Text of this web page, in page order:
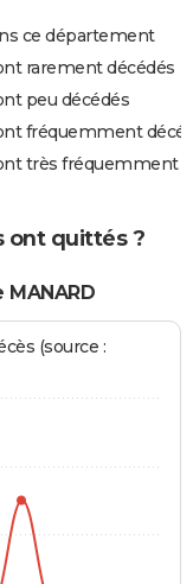
ce département
rarement décédés
peu décédés
fréquemment
très fréquemment
ont quittés ?
(source :